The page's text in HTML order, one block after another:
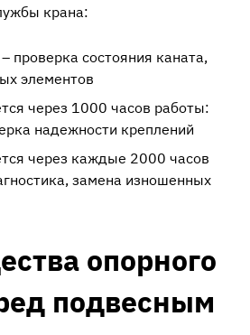
крана:
– проверка состояния каната,
элементов
через 1000 часов работы:
надежности креплений
через каждые 2000 часов
замена изношенных
опорного
подвесным